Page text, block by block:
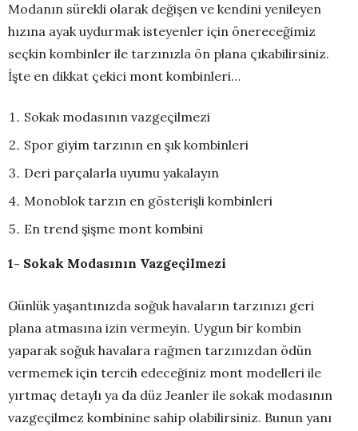
Modanın sürekli olarak değişen ve kendini yenileyen
hızına ayak uydurmak isteyenler için önereceğimiz
seçkin kombinler ile tarzınızla ön plana çıkabilirsiniz.
İşte en dikkat çekici mont kombinleri…
Sokak modasının vazgeçilmezi
Spor giyim tarzının en şık kombinleri
Deri parçalarla uyumu yakalayın
Monoblok tarzın en gösterişli kombinleri
En trend şişme mont kombini
1- Sokak Modasının Vazgeçilmezi
Günlük yaşantınızda soğuk havaların tarzınızı geri
plana atmasına izin vermeyin. Uygun bir kombin
yaparak soğuk havalara rağmen tarzınızdan ödün
vermemek için tercih edeceğiniz mont modelleri ile
yırtmaç detaylı ya da düz Jeanler ile sokak modasının
vazgeçilmez kombinine sahip olabilirsiniz. Bunun yanı